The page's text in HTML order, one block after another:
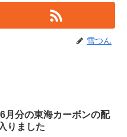
雪つん
月分の東海カーボンの配
りました